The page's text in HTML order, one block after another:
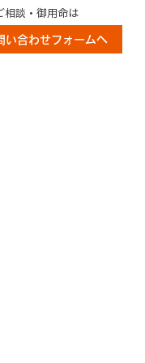
相談・御用命は
い合わせフォームへ